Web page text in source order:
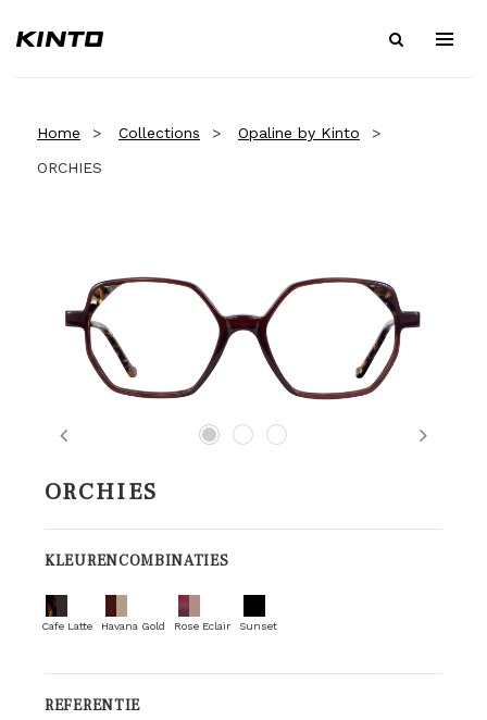
Home Collections
Opaline by Kinto
ORCHIES
Previous Next
ORCHIES
KLEURENCOMBINATIES
Cafe Latte Havana Gold Rose Eclair Sunset
REFERENTIE